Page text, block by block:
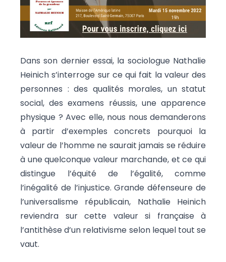
Dans son dernier essai, la sociologue Nathalie
Heinich s’interroge sur ce qui fait la valeur des
personnes : des qualités morales, un statut
social, des examens réussis, une apparence
physique ? Avec elle, nous nous demanderons
à partir d’exemples concrets pourquoi la
valeur de l’homme ne saurait jamais se réduire
à une quelconque valeur marchande, et ce qui
distingue l’équité de l’égalité, comme
l’inégalité de l’injustice. Grande défenseure de
l’universalisme républicain, Nathalie Heinich
reviendra sur cette valeur si française à
l’antithèse d’un relativisme selon lequel tout se
vaut.